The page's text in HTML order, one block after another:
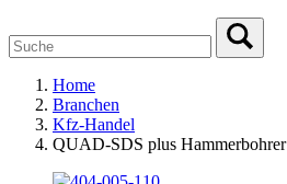
Home
Branchen
Kfz-Handel
QUAD-SDS plus Hammerbohrer